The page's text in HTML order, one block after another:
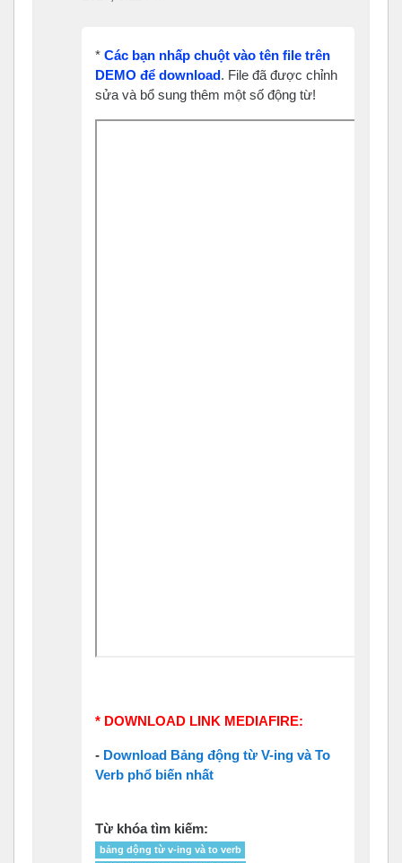
* Các bạn nhấp chuột vào tên file trên
DEMO để download. File đã được chỉnh
sửa và bổ sung thêm một số động từ!
* DOWNLOAD LINK MEDIAFIRE:
- Download Bảng động từ V-ing và To
Verb phổ biến nhất
Từ khóa tìm kiếm:
bảng dộng từ v-ing và to verb